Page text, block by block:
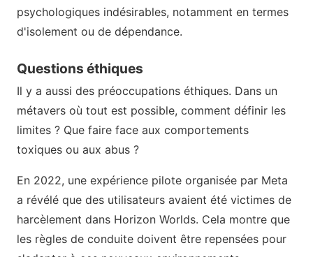
psychologiques indésirables, notamment en termes
d'isolement ou de dépendance.
Questions éthiques
Il y a aussi des préoccupations éthiques. Dans un
métavers où tout est possible, comment définir les
limites ? Que faire face aux comportements
toxiques ou aux abus ?
En 2022, une expérience pilote organisée par Meta
a révélé que des utilisateurs avaient été victimes de
harcèlement dans Horizon Worlds. Cela montre que
les règles de conduite doivent être repensées pour